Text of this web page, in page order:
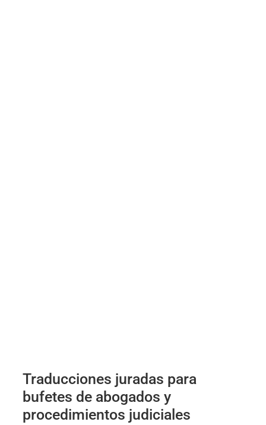
Traducciones juradas para
bufetes de abogados y
procedimientos judiciales